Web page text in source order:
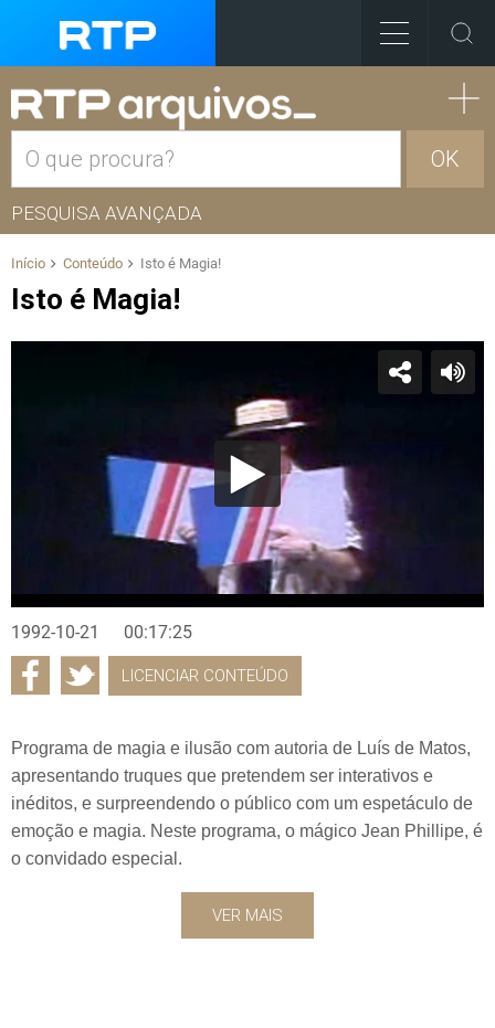
OK
PESQUISA AVANÇADA
Início Conteúdo Isto é Magia!
Isto é Magia!
1992-10-21 00:17:25
LICENCIAR CONTEÚDO
Programa de magia e ilusão com autoria de Luís de Matos,
apresentando truques que pretendem ser interativos e
inéditos, e surpreendendo o público com um espetáculo de
emoção e magia. Neste programa, o mágico Jean Phillipe, é
o convidado especial.
VER MAIS